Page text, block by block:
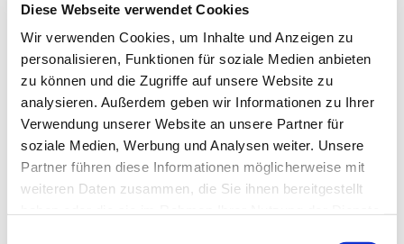
Diese Webseite verwendet Cookies
Wir verwenden Cookies, um Inhalte und Anzeigen zu
personalisieren, Funktionen für soziale Medien anbieten
zu können und die Zugriffe auf unsere Website zu
analysieren. Außerdem geben wir Informationen zu Ihrer
Verwendung unserer Website an unsere Partner für
soziale Medien, Werbung und Analysen weiter. Unsere
Partner führen diese Informationen möglicherweise mit
weiteren Daten zusammen, die Sie ihnen bereitgestellt
effektiver ist als eine Schein (sham) rESWT + RP bei akuten
Verletzungen des Oberschenkelmuskels (Typ
Einfluss von Sauerkirschsaft auf Blutdruck
und LDL-Cholesterin
Diese randomisierte kontrollierte Pilotstudie untersuchte die
Wirkung des Konsums von Montmorency-Sauerkirschsaft auf
kardiometabolische Marker bei Erwachsenen mit
metabolischem Syndrom. Die Ergebnisse zeigten, dass der
Konsum von Sauerkirschsaft einen positiven Einfluss auf den
systolischen Blutdruck und das LDL-Cholesterin haben kann,